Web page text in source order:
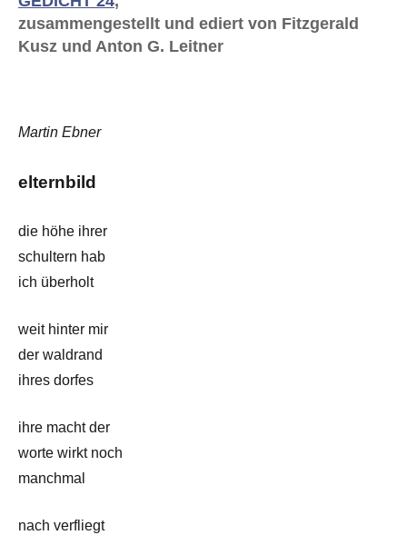
zusammengestellt und ediert von Fitzgerald
Kusz und Anton G. Leitner
Martin Ebner
elternbild
die höhe ihrer
schultern hab
ich überholt
weit hinter mir
der waldrand
ihres dorfes
ihre macht der
worte wirkt noch
manchmal
nach verfliegt